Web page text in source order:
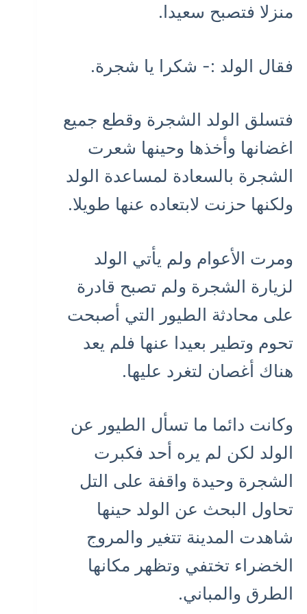
منزلا فتصبح سعيدا.
فقال الولد :- شكرا يا شجرة.
فتسلق الولد الشجرة وقطع جميع
اغضانها وأخذها وحينها شعرت
الشجرة بالسعادة لمساعدة الولد
ولكنها حزنت لابتعاده عنها طويلا.
ومرت الأعوام ولم يأتي الولد
لزيارة الشجرة ولم تصبح قادرة
على محادثة الطيور التي أصبحت
تحوم وتطير بعيدا عنها فلم يعد
هناك أغصان لتغرد عليها.
وكانت دائما ما تسأل الطيور عن
الولد لكن لم يره أحد فكبرت
الشجرة وحيدة واقفة على التل
تحاول البحث عن الولد حينها
شاهدت المدينة تتغير والمروج
الخضراء تختفي وتظهر مكانها
الطرق والمباني.